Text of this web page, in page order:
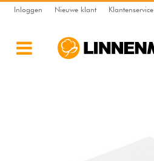
Inloggen Nieuwe klant Klantenservice